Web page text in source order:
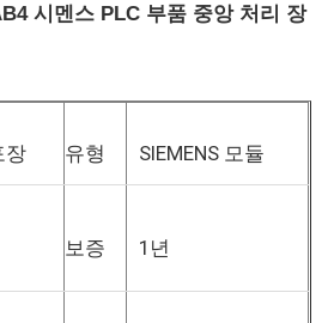
시멘스 PLC 부품 중앙 처리 장
장 유형 SIEMENS 모듈
보증 1년